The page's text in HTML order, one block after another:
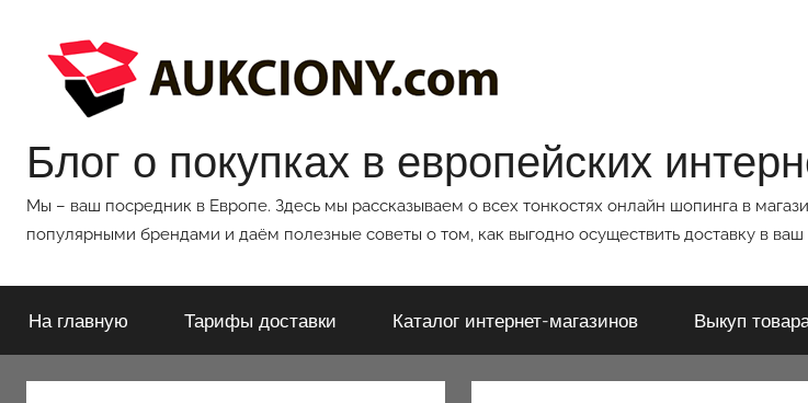
содержимому
Блог о покупках в европейских
Мы – ваш посредник в Европе. Здесь мы рассказываем о всех тонкостях онлайн шопинга в
популярными брендами и даём полезные советы о том, как выгодно осуществить доставку в ваш
На главную Тарифы доставки Каталог интернет-магазинов Выкуп